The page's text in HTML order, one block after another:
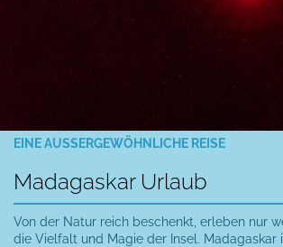
EINE AUSSERGEWÖHNLICHE REISE
Madagaskar Urlaub
Von der Natur reich beschenkt, erleben nur
die Vielfalt und Magie der Insel. Madagaskar